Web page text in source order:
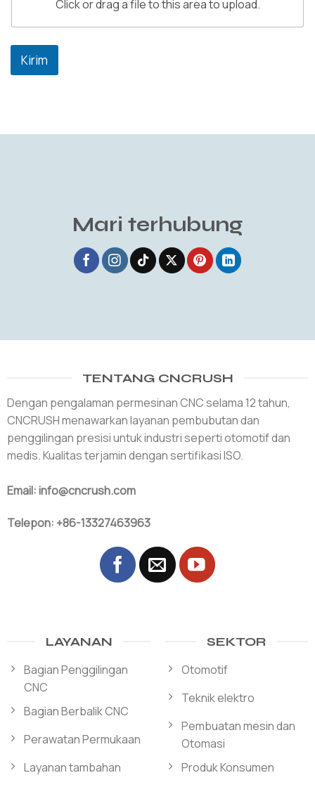
Click or drag a file to this area to upload.
Kirim
Mari terhubung
TENTANG CNCRUSH
Dengan pengalaman permesinan CNC selama 12 tahun,
CNCRUSH menawarkan layanan pembubutan dan
penggilingan presisi untuk industri seperti otomotif dan
medis. Kualitas terjamin dengan sertifikasi ISO.
Email: info@cncrush.com
Telepon: +86-13327463963
LAYANAN
Bagian Penggilingan
CNC
Bagian Berbalik CNC
Perawatan Permukaan
Layanan tambahan
SEKTOR
Otomotif
Teknik elektro
Pembuatan mesin dan
Otomasi
Produk Konsumen